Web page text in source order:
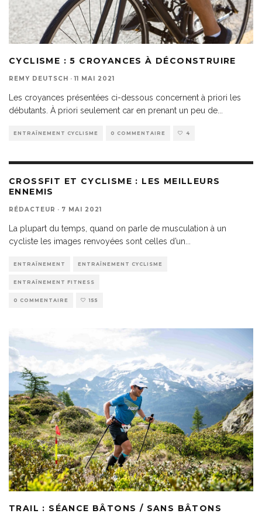
CYCLISME : 5 CROYANCES À DÉCONSTRUIRE
REMY DEUTSCH · 11 MAI 2021
Les croyances présentées ci-dessous concernent à priori les
débutants. À priori seulement car en prenant un peu de
ENTRAÎNEMENT CYCLISME 0 COMMENTAIRE 4
CROSSFIT ET CYCLISME : LES MEILLEURS
ENNEMIS
RÉDACTEUR · 7 MAI 2021
La plupart du temps, quand on parle de musculation à un
cycliste les images renvoyées sont celles d’un
ENTRAÎNEMENT ENTRAÎNEMENT CYCLISME
ENTRAÎNEMENT FITNESS
0 COMMENTAIRE 155
TRAIL : SÉANCE BÂTONS / SANS BÂTONS